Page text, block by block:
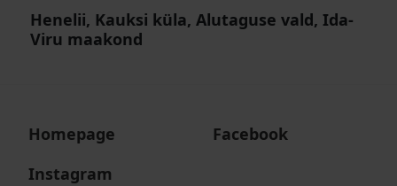
Henelii, Kauksi küla, Alutaguse vald, Ida-
Viru maakond
Homepage
Facebook
Instagram